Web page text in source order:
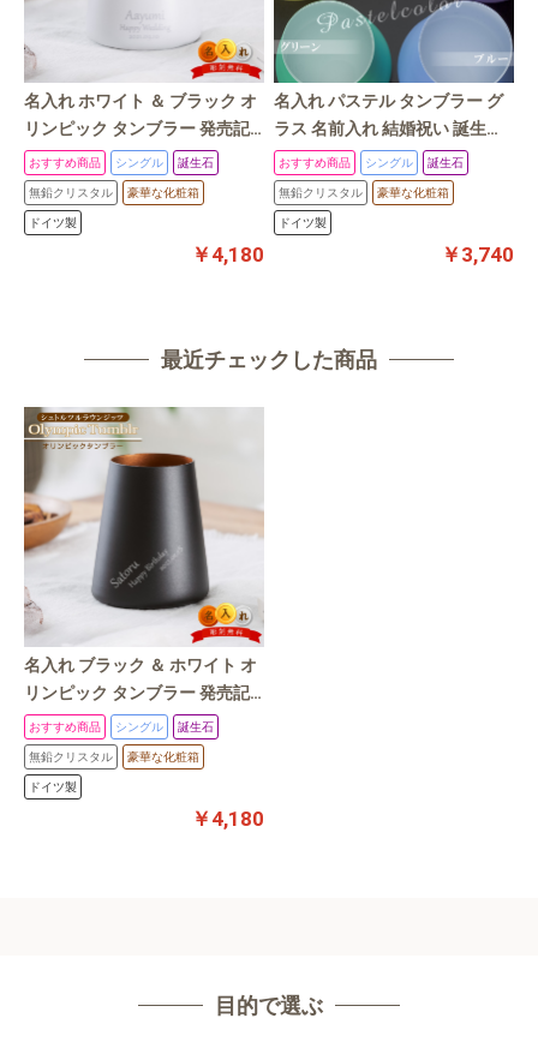
名入れ ホワイト ＆ ブラック オ
リンピック タンブラー 発売記
念特別価格 グラス バイカラー
名前入れ 結婚祝い 誕生日 プレ
ゼント 記念日 バレンタイン ギ
フト
おすすめ商品 シングル 誕生石
無鉛クリスタル 豪華な化粧箱
ドイツ製
￥4,180
名入れ パステル タンブラー グ
ラス 名前入れ 結婚祝い 誕生日
プレゼント 記念日 ギフト カラ
ースキーム
おすすめ商品 シングル 誕生石
無鉛クリスタル 豪華な化粧箱
ドイツ製
￥3,740
最近チェックした商品
名入れ ブラック ＆ ホワイト オ
リンピック タンブラー 発売記
念特別価格 グラス バイカラー
名前入れ 結婚祝い 誕生日 プレ
ゼント 記念日 バレンタイン ギ
フト
おすすめ商品 シングル 誕生石
無鉛クリスタル 豪華な化粧箱
ドイツ製
￥4,180
目的で選ぶ